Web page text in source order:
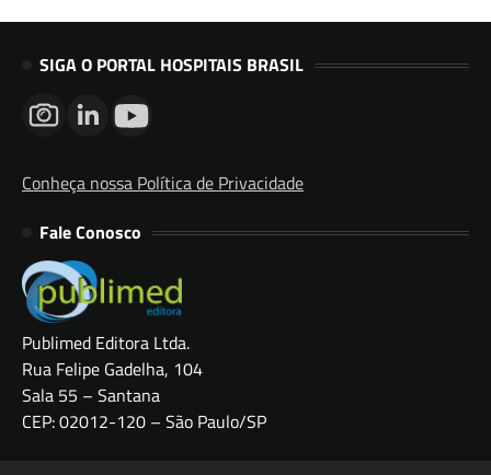
SIGA O PORTAL HOSPITAIS BRASIL
Conheça nossa Política de Privacidade
Fale Conosco
Publimed Editora Ltda.
Rua Felipe Gadelha, 104
Sala 55 – Santana
CEP: 02012-120 – São Paulo/SP